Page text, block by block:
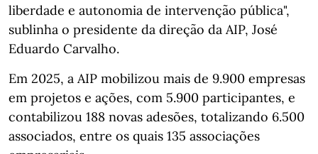
liberdade e autonomia de intervenção pública",
sublinha o presidente da direção da AIP, José
Eduardo Carvalho.
Em 2025, a AIP mobilizou mais de 9.900 empresas
em projetos e ações, com 5.900 participantes, e
contabilizou 188 novas adesões, totalizando 6.500
associados, entre os quais 135 associações